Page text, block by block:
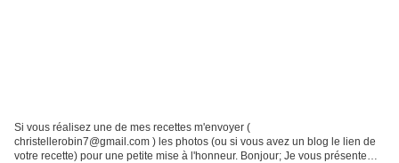
Si vous réalisez une de mes recettes m'envoyer (
christellerobin7@gmail.com ) les photos (ou si vous avez un blog le lien de
votre recette) pour une petite mise à l'honneur. Bonjour; Je vous présente